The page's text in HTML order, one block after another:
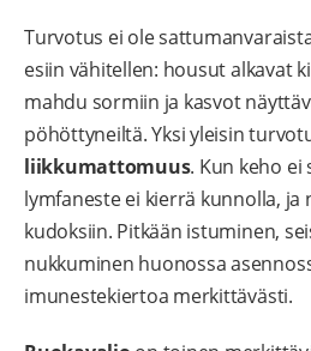
Turvotus ei ole
esiin vähitellen: housut alkavat
mahdu sormiin ja kasvot
pöhöttyneiltä. Yksi yleisin
liikkumattomuus. Kun keho ei
lymfaneste ei kierrä kunnolla, ja
kudoksiin. Pitkään istuminen,
nukkuminen huonossa
imunestekiertoa merkittävästi.